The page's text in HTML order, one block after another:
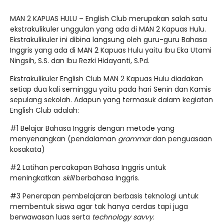
MAN 2 KAPUAS HULU – English Club merupakan salah satu
ekstrakulikuler unggulan yang ada di MAN 2 Kapuas Hulu.
Ekstrakulikuler ini dibina langsung oleh guru-guru Bahasa
Inggris yang ada di MAN 2 Kapuas Hulu yaitu Ibu Eka Utami
Ningsih, S.S. dan Ibu Rezki Hidayanti, S.Pd.
Ekstrakulikuler English Club MAN 2 Kapuas Hulu diadakan
setiap dua kali seminggu yaitu pada hari Senin dan Kamis
sepulang sekolah. Adapun yang termasuk dalam kegiatan
English Club adalah:
#1 Belajar Bahasa Inggris dengan metode yang
menyenangkan (pendalaman grammardan penguasaan
kosakata)
#2 Latihan percakapan Bahasa Inggris untuk
meningkatkan skillberbahasa Inggris.
#3 Penerapan pembelajaran berbasis teknologi untuk
membentuk siswa agar tak hanya cerdas tapi juga
berwawasan luas serta technology savvy.